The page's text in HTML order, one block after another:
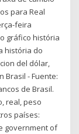
para Real
feira
gráfico história
história do
del dólar,
Brasil - Fuente:
de Brasil.
real, peso
países:
government of